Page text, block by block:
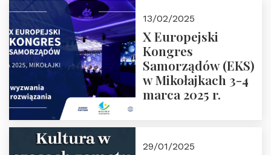
Zapraszamy
13/02/2025
X Europejski
Kongres
Samorządów (EKS)
w Mikołajkach 3-4
marca 2025 r.
29/01/2025